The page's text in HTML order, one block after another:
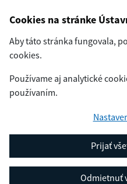
Cookies na stránke
Aby táto stránka fungovala,
cookies.
Používame aj analytické
používaním.
Prijať
Odmietnuť